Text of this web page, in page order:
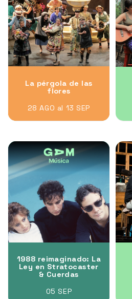
La pérgola de las
flores
28 AGO al 13 SEP
1988 reimaginado: La
Ley en Stratocaster
& Cuerdas
05 SEP